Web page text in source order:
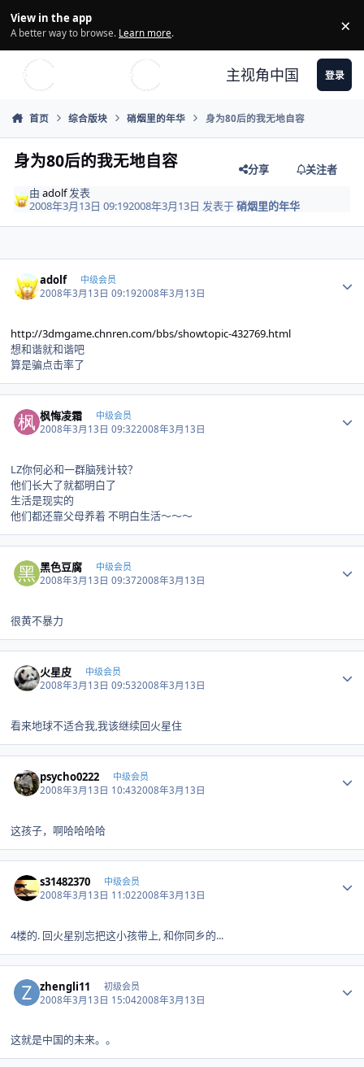
View in the app
A better way to browse. Learn more. ×
主视角中国 登录
首页 综合版块 硝烟里的年华 身为80后的我无地自容
身为80后的我无地自容 分享
关注者
由adolf发表
2008年3月13日 09:192008年3月13日 发表于硝烟里的年华
adolf 中级会员
2008年3月13日 09:192008年3月13日
http://3dmgame.chnren.com/bbs/showtopic-432769.html
想和谐就和谐吧
算是骗点击率了
枫悔凌霜 中级会员
2008年3月13日 09:322008年3月13日
LZ你何必和一群脑残计较？
他们长大了就都明白了
生活是现实的
他们都还靠父母养着 不明白生活～～～
黑色豆腐 中级会员
2008年3月13日 09:372008年3月13日
很黄不暴力
火星皮 中级会员
2008年3月13日 09:532008年3月13日
看来地球不适合我,我该继续回火星住
psycho0222 中级会员
2008年3月13日 10:432008年3月13日
这孩子，啊哈哈哈哈
s31482370 中级会员
2008年3月13日 11:022008年3月13日
4楼的. 回火星别忘把这小孩带上, 和你同乡的...
zhengli11 初级会员
2008年3月13日 15:042008年3月13日
这就是中国的未来。。